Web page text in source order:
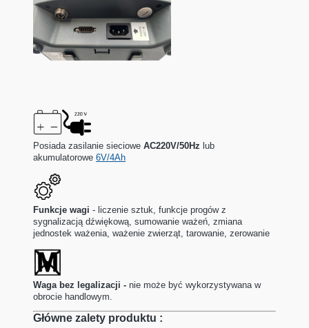
Posiada zasilanie sieciowe AC220V/50Hz lub
akumulatorowe 6V/4Ah
Funkcje wagi - liczenie sztuk, funkcje progów z
sygnalizacją dźwiękową, sumowanie ważeń, zmiana
jednostek ważenia, ważenie zwierząt, tarowanie, zerowanie
Waga bez legalizacji - nie może być wykorzystywana w
obrocie handlowym.
Główne zalety produktu :